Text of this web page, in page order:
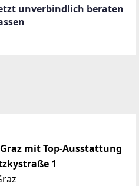
unverbindlich beraten
mit Top-Ausstattung
1